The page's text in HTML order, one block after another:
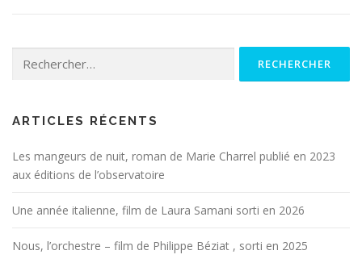
ARTICLES RÉCENTS
Les mangeurs de nuit, roman de Marie Charrel publié en 2023
aux éditions de l’observatoire
Une année italienne, film de Laura Samani sorti en 2026
Nous, l’orchestre – film de Philippe Béziat , sorti en 2025